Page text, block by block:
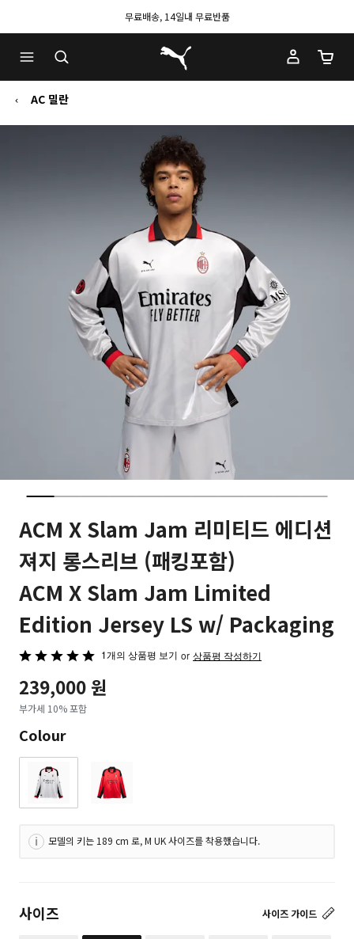
무료배송, 14일내 무료반품
푸마 홈
장바
AC 밀란
ACM X Slam Jam 리미티드 에디션
져지 롱스리브 (패킹포함)
ACM X Slam Jam Limited
Edition Jersey LS w/ Packaging
5
5
평
가
1개의 상품평 보기 or 상품평 작성하기
239,000 원
부가세 10% 포함
Colour
모델의 키는 189 cm 로, M UK 사이즈를 착용했습니다.
사이즈 가이드
사이즈